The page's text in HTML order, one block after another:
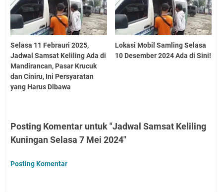
Selasa 11 Febrauri 2025,
Jadwal Samsat Keliling Ada di
Mandirancan, Pasar Krucuk
dan Ciniru, Ini Persyaratan
yang Harus Dibawa
Lokasi Mobil Samling Selasa
10 Desember 2024 Ada di Sini!
Posting Komentar untuk "Jadwal Samsat Keliling
Kuningan Selasa 7 Mei 2024"
Posting Komentar